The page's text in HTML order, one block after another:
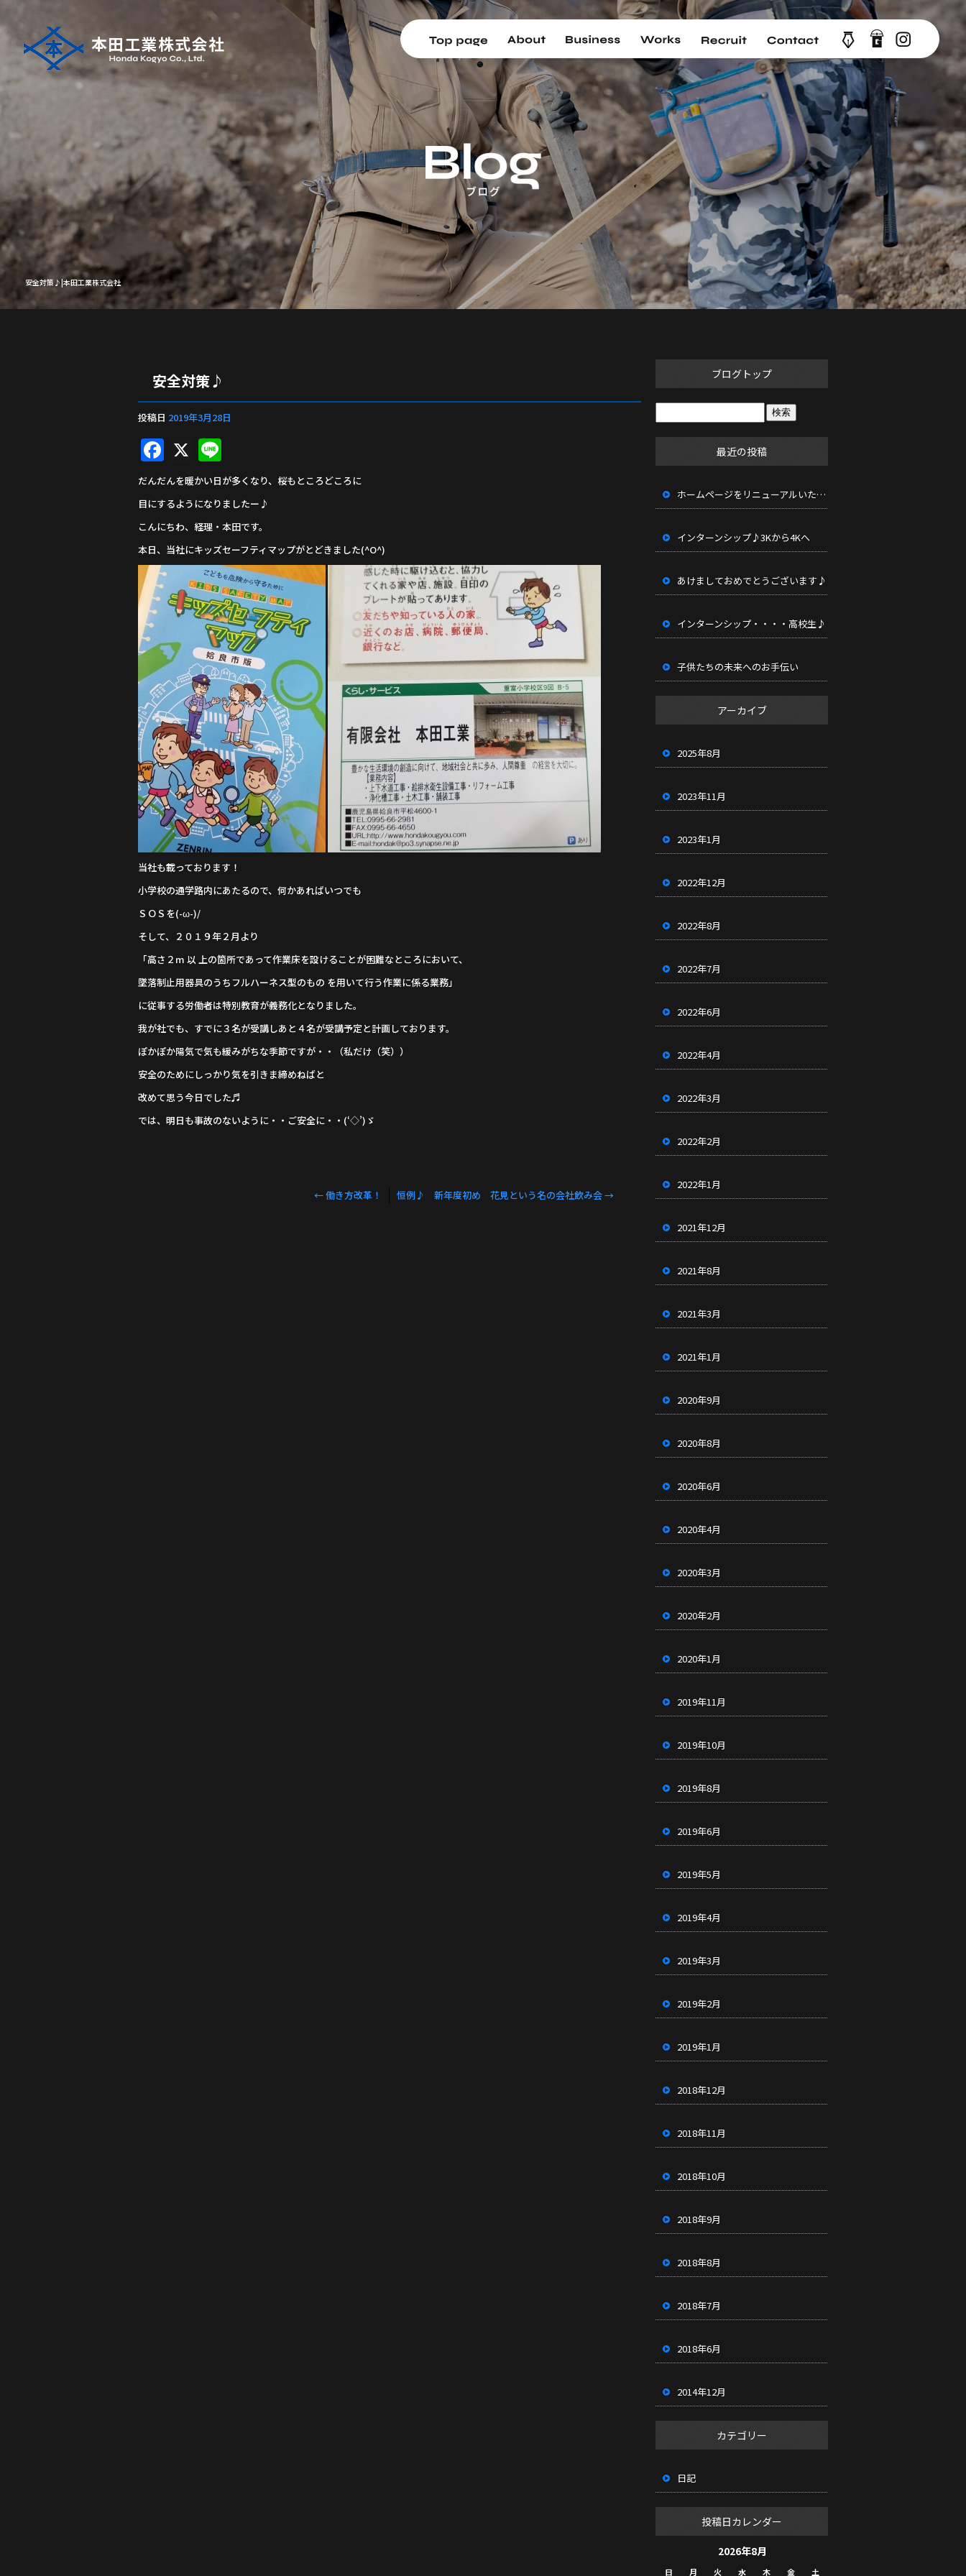
安全対策♪|本田工業株式会社
安全対策♪
投稿日 2019年3月28日
F
a
c
e
b
o
o
k
X
n
e
だんだんを暖かい日が多くなり、桜もところどころに
目にするようになりましたー♪
こんにちわ、経理・本田です。
本日、当社にキッズセーフティマップがとどきました(^O^)
当社も載っております！
小学校の通学路内にあたるので、何かあればいつでも
ＳＯＳを(-ω-)/
そして、２０１９年２月より
「高さ２m 以 上の箇所であって作業床を設けることが困難なところにおいて、
墜落制止用器具のうちフルハーネス型のもの を用いて行う作業に係る業務」
に従事する労働者は特別教育が義務化となりました。
我が社でも、すでに３名が受講しあと４名が受講予定と計画しております。
ぽかぽか陽気で気も緩みがちな季節ですが・・（私だけ（笑））
安全のためにしっかり気を引きま締めねばと
改めて思う今日でした♬
では、明日も事故のないように・・ご安全に・・(‘◇’)ゞ
←働き方改革！ 恒例♪ 新年度初め 花見という名の会社飲み会→
ブログトップ
最近の投稿
ホームページをリニューアルいたしました。
インターンシップ♪3Kから4Kへ
あけましておめでとうございます♪
インターンシップ・・・・高校生♪
子供たちの未来へのお手伝い
アーカイブ
2025年8月
2023年11月
2023年1月
2022年12月
2022年8月
2022年7月
2022年6月
2022年4月
2022年3月
2022年2月
2022年1月
2021年12月
2021年8月
2021年3月
2021年1月
2020年9月
2020年8月
2020年6月
2020年4月
2020年3月
2020年2月
2020年1月
2019年11月
2019年10月
2019年8月
2019年6月
2019年5月
2019年4月
2019年3月
2019年2月
2019年1月
2018年12月
2018年11月
2018年10月
2018年9月
2018年8月
2018年7月
2018年6月
2014年12月
カテゴリー
日記
投稿日カレンダー
2026年8月
日 月 火 水 木 金 土